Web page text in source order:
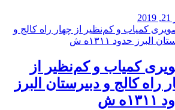
کمیاب و کم‌نظیر از
راه كالج و دبيرستان البرز
ش